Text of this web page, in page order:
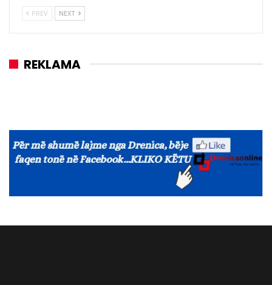
PREV NEXT
REKLAMA